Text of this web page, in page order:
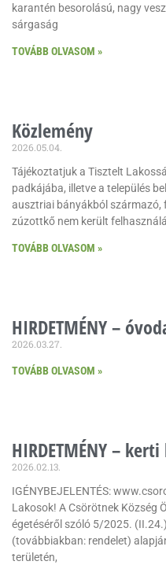
karantén besorolású, nagy
sárgaság
TOVÁBB OLVASOM »
Közlemény
2026.05.04.
Tájékoztatjuk a Tisztelt
padkájába, illetve a település
ausztriai bányákból
zúzottkő nem került
TOVÁBB OLVASOM »
HIRDETMÉNY –
2026.03.27.
TOVÁBB OLVASOM »
HIRDETMÉNY –
2026.02.13.
IGÉNYBEJELENTÉS:
Lakosok! A Csörötnek Község
égetéséről szóló 5/2025.
(továbbiakban: rendelet)
területén,